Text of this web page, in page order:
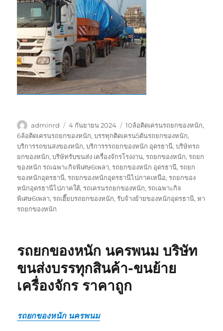
ผู้
เขียน
adminrd
เขียน
เมื่อ
4 กันยายน 2024
ป้าย
กำกับ
10ล้อติดเครนรถยกของหนัก,
6ล้อติดเครนรถยกของหนัก,บรรทุกติดเครน5ตันรถยกของหนัก,
บริการรถขนสงของหนัก,บริการรรถยกของหนัก อุดรธานี,บริษัทรถ
ยกของหนัก,บริษัทรับขนส่ง เครื่องจักรโรงงาน,รถยกของหนัก,รถยก
ของหนัก รถเฉพาะกิจพิเศษ6เพลา,รถยกของหนัก อุดรธานี,รถยก
ของหนักอุดรธานี,รถยกของหนักอุดรธานีไปภาคเหนือ,รถยกของ
หนักอุดรธานีไปภาคใต้,รถเครนรถยกของหนัก,รถเฉพาะกิจ
พิเศษ6เพลา,รถเฮี๊ยบรถยกของหนัก,รับจ้างย้ายของหนักอุดรธานี,หา
รถยกของหนัก
รถยกของหนัก นครพนม บริษัท
ขนส่งบรรทุกสินค้า-ขนย้าย
เครื่องจักร ราคาถูก
รถยกของหนัก นครพนม